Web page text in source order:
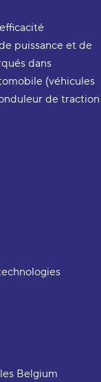
puissance et de
dans
(véhicules
de traction
Belgium